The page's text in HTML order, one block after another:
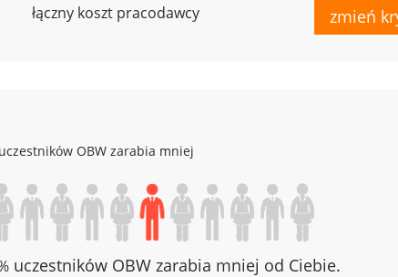
łączny koszt pracodawcy zmień
OBW zarabia mniej
uczestników OBW zarabia mniej od Ciebie.